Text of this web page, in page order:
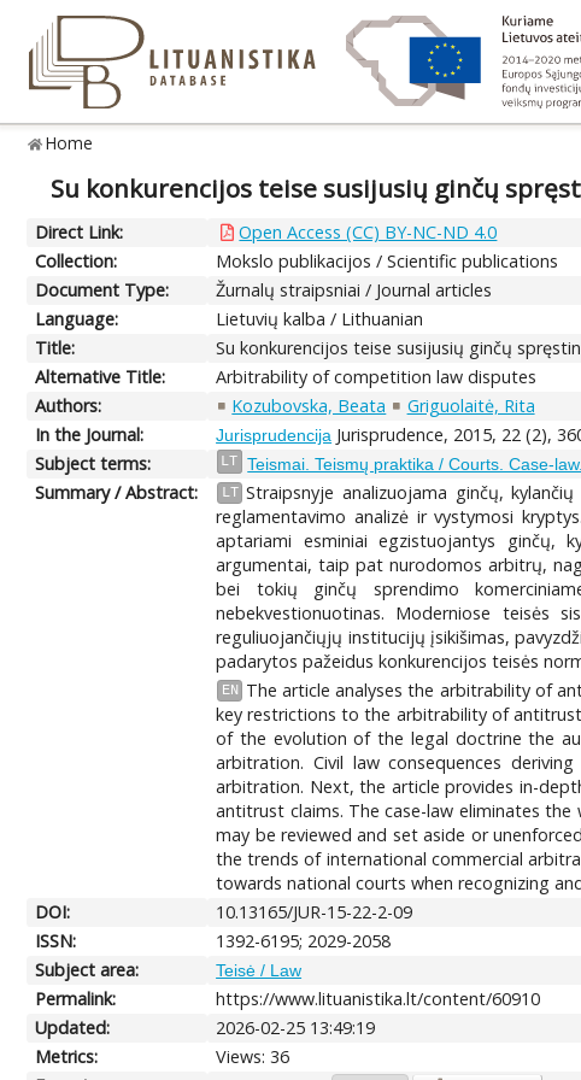
Home
Su konkurencijos teise susijusių ginčų
Direct Link:
Open Access (CC) BY-NC-ND 4.0
Collection:
Mokslo publikacijos / Scientific publications
Document Type:
Žurnalų straipsniai / Journal articles
Language:
Lietuvių kalba / Lithuanian
Title:
Su konkurencijos teise susijusių ginčų
Alternative Title:
Arbitrability of competition law disputes
Authors:
Kozubovska, Beata
Griguolaitė, Rita
In the Journal:
Jurisprudencija Jurisprudence, 2015, 22 (2),
Subject terms:
LT Teismai. Teismų praktika / Courts. Case-law.
Summary / Abstract: LT Straipsnyje analizuojama ginčų,
reglamentavimo analizė ir vystymosi
aptariami esminiai egzistuojantys ginčų,
argumentai, taip pat nurodomos arbitrų,
bei tokių ginčų sprendimo
nebekvestionuotinas. Moderniose teisės
reguliuojančiųjų institucijų įsikišimas,
padarytos pažeidus konkurencijos teisės
EN
The article analyses the arbitrability of
key restrictions to the arbitrability of
of the evolution of the legal doctrine the
arbitration. Civil law consequences
arbitration. Next, the article provides in-
antitrust claims. The case-law eliminates
may be reviewed and set aside or
the trends of international commercial
towards national courts when recognizing
DOI:
10.13165/JUR-15-22-2-09
ISSN:
1392-6195; 2029-2058
Subject area:
Teisė / Law
Permalink:
https://www.lituanistika.lt/content/60910
Updated:
2026-02-25 13:49:19
Metrics:
Views: 36